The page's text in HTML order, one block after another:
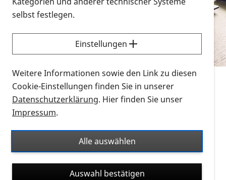
Formaten an einem Ort
Sie möchten wissen, wie Sie nach Infonmaterial
suchen und dieses bestellen bzw. herunterladen
können? Schauen Sie sich dieErklärvideos zum
Thema Infomaterial auf der PRO RETINA-Website
für blinde und sehbehinderte Menschen an.
Auf dieser Seite finden Sie sämtliches Infomaterial
Ort. Nutzen Sie den Formatfilter, um ausschließlich
nach Flyern und Broschüren, Audios oder Videos zu
suchen. Die meisten Flyer und Broschüren werden in
verschiedenen Formaten angeboten: zur
selbst festlegen.
Einstellungen
Weitere Informationen sowie den Link zu diesen
Cookie-Einstellungen finden Sie in unserer
Datenschutzerklärung. Hier finden Sie unser
Impressum.
Alle auswählen
Auswahl bestätigen